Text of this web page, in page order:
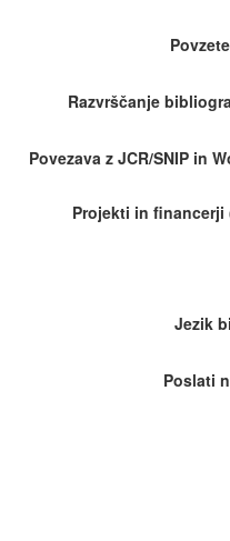
Razvrščanje
Povezava z JCR/SNIP in
Projekti in financerji
Jezik
Poslati